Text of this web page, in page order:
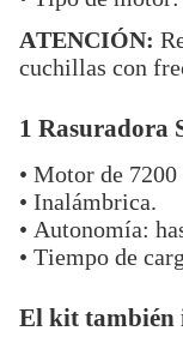
ATENCIÓN:
cuchillas con
1 Rasuradora
• Motor de
• Inalámbrica.
• Autonomía:
• Tiempo de
El kit también